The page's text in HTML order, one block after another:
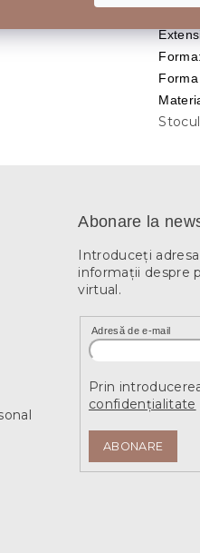
Forma:
Abonare la
Introduceţi
informaţii despre
virtual.
Adresă de e-mail
Prin
confidențialitate
ABONARE